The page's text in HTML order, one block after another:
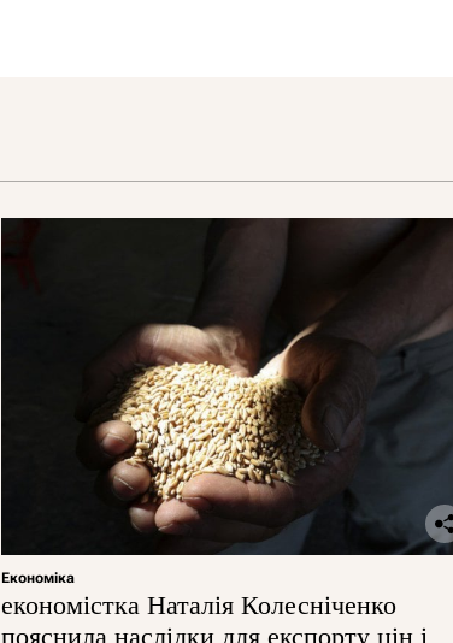
Економіка
економістка Наталія Колесніченко
пояснила наслідки для експорту цін і